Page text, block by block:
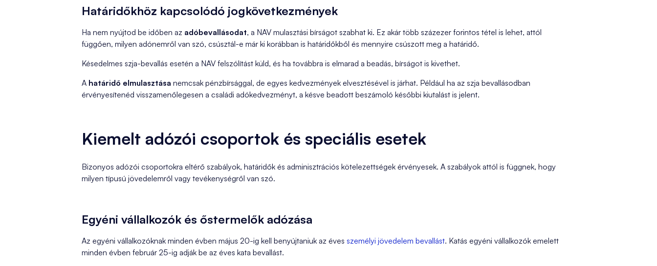
Határidőkhöz kapcsolódó jogkövetkezmények
Ha nem nyújtod be időben az adóbevallásodat, a NAV mulasztási bírságot szabhat ki. Ez akár több százezer forintos tétel is lehet, attól
függően, milyen adónemről van szó, csúsztál-e már ki korábban is határidőkből és mennyire csúszott meg a határidő.
Késedelmes szja-bevallás esetén a NAV felszólítást küld, és ha továbbra is elmarad a beadás, bírságot is kivethet.
A határidő elmulasztása nemcsak pénzbírsággal, de egyes kedvezmények elvesztésével is járhat. Például ha az szja bevallásodban
érvényesítenéd visszamenőlegesen a családi adókedvezményt, a késve beadott beszámoló későbbi kiutalást is jelent.
Kiemelt adózói csoportok és speciális esetek
Bizonyos adózói csoportokra eltérő szabályok, határidők és adminisztrációs kötelezettségek érvényesek. A szabályok attól is függnek, hogy
milyen típusú jövedelemről vagy tevékenységről van szó.
Egyéni vállalkozók és őstermelők adózása
Az egyéni vállalkozóknak minden évben május 20-ig kell benyújtaniuk az éves személyi jövedelem bevallást. Katás egyéni vállalkozók emelett
minden évben február 25-ig adják be az éves kata bevallást.